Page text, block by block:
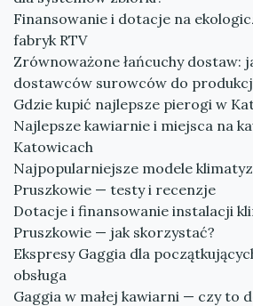
Finansowanie i dotacje na
fabryk RTV
Zrównoważone łańcuchy dostaw:
dostawców surowców do
Gdzie kupić najlepsze pierogi w
Najlepsze kawiarnie i miejsca na
Katowicach
Najpopularniejsze modele
Pruszkowie — testy i recenzje
Dotacje i finansowanie instalacji
Pruszkowie — jak skorzystać?
Ekspresy Gaggia dla
obsługa
Gaggia w małej kawiarni — czy to